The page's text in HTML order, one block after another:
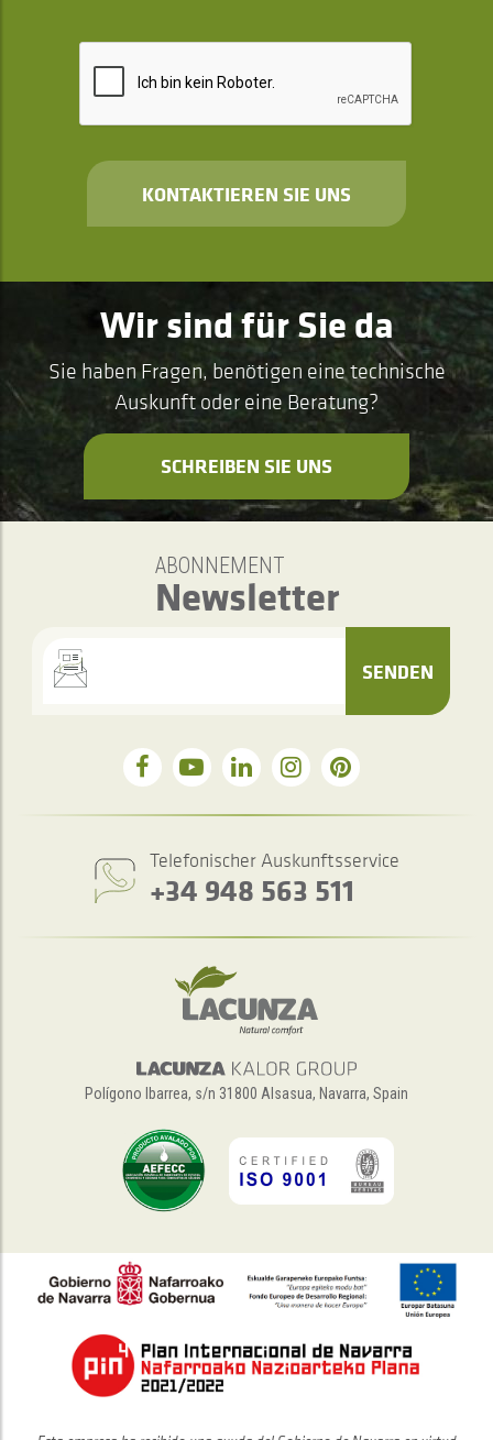
KONTAKTIEREN SIE UNS
Wir sind für Sie da
Sie haben Fragen, benötigen eine technische
Auskunft oder eine Beratung?
SCHREIBEN SIE UNS
ABONNEMENT
Newsletter
SENDEN
Telefonischer Auskunftsservice
+34 948 563 511
Polígono Ibarrea, s/n 31800 Alsasua, Navarra, Spain